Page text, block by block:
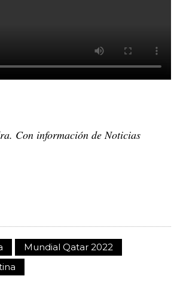
Con información de Noticias
Mundial Qatar 2022